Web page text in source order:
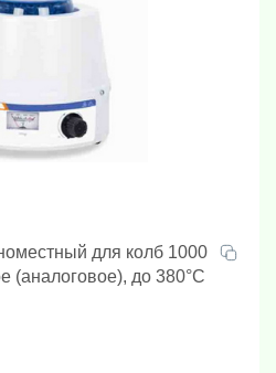
для колб 1000
(аналоговое), до 380°С